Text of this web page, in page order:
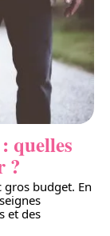
quelles
?
budget. En
et des